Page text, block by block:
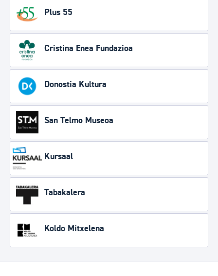
Plus 55
Cristina Enea Fundazioa
Donostia Kultura
San Telmo Museoa
Kursaal
Tabakalera
Koldo Mitxelena